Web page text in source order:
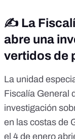
✍️ La
abre una
vertidos de
La unidad
Fiscalía General
investigación
en las costas de
el 4 de enero